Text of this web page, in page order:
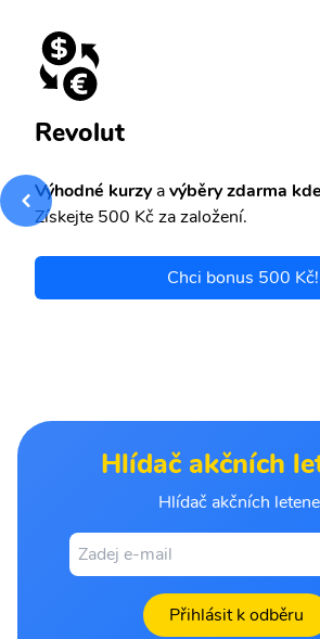
Revolut
Výhodné kurzyavýběry zdarma
Získejte 500 Kč za založení.
Chci bonus 500 Kč!
Hlídač akčních
Hlídač akčních
Přihlásit k odběru